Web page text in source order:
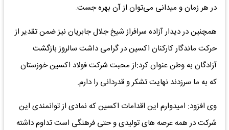
در هر زمان و میدانی می‌توان از آن بهره جست.
همچنین در دیدار آزاده سرافراز شیخ جلال جابریان نیز ضمن تقدیر از
حرکت ماندگار کارکنان اکسین در گرامی داشت سالروز بازگشت
آزادگان به وطن عنوان کرد:از محبت شرکت فولاد اکسین خوزستان
که به ما سرزدند نهایت تشکر و قدردانی را دارم.
وی افزود: امیدوارم این اقدامات اکسین که نمادی از توانمندی این
شرکت در همه عرصه های تولیدی و حتی فرهنگی است تداوم داشته